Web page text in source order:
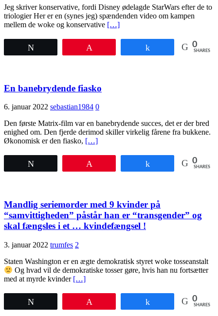
Jeg skriver konservative, fordi Disney ødelagde StarWars efter de to
triologier Her er en (synes jeg) spændenden video om kampen
mellem de woke og konservative […]
0
SHARES
En banebrydende fiasko
6. januar 2022 sebastian1984 0
Den første Matrix-film var en banebrydende succes, det er der bred
enighed om. Den fjerde derimod skiller virkelig fårene fra bukkene.
Økonomisk er den fiasko, […]
0
SHARES
Mandlig seriemorder med 9 kvinder på
“samvittigheden” påstår han er “transgender” og
skal fængsles i et … kvindefængsel !
3. januar 2022 trumfes 2
Staten Washington er en ægte demokratisk styret woke tosseanstalt
Og hvad vil de demokratiske tosser gøre, hvis han nu fortsætter
med at myrde kvinder […]
0
SHARES